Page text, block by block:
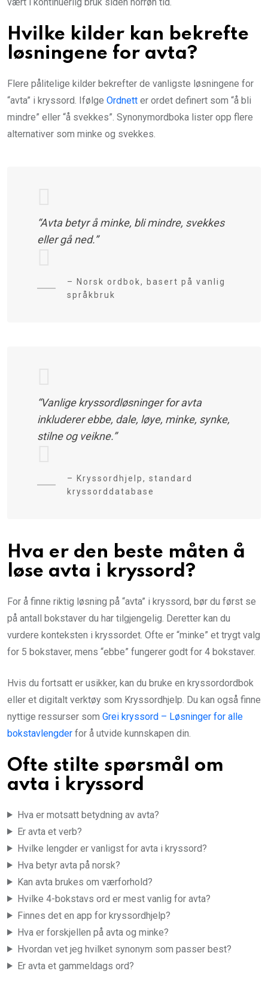
Hvilke kilder kan bekrefte
løsningene for avta?
Flere pålitelige kilder bekrefter de vanligste løsningene for
“avta” i kryssord. Ifølge Ordnett er ordet definert som “å bli
mindre” eller “å svekkes”. Synonymordboka lister opp flere
alternativer som minke og svekkes.
“Avta betyr å minke, bli mindre, svekkes
eller gå ned.”
– Norsk ordbok, basert på vanlig
språkbruk
“Vanlige kryssordløsninger for avta
inkluderer ebbe, dale, løye, minke, synke,
stilne og veikne.”
– Kryssordhjelp, standard
kryssorddatabase
Hva er den beste måten å
løse avta i kryssord?
For å finne riktig løsning på “avta” i kryssord, bør du først se
på antall bokstaver du har tilgjengelig. Deretter kan du
vurdere konteksten i kryssordet. Ofte er “minke” et trygt valg
for 5 bokstaver, mens “ebbe” fungerer godt for 4 bokstaver.
Hvis du fortsatt er usikker, kan du bruke en kryssordordbok
eller et digitalt verktøy som Kryssordhjelp. Du kan også finne
nyttige ressurser som Grei kryssord – Løsninger for alle
bokstavlengder for å utvide kunnskapen din.
Ofte stilte spørsmål om
avta i kryssord
Hva er motsatt betydning av avta?
Er avta et verb?
Hvilke lengder er vanligst for avta i kryssord?
Hva betyr avta på norsk?
Kan avta brukes om værforhold?
Hvilke 4-bokstavs ord er mest vanlig for avta?
Finnes det en app for kryssordhjelp?
Hva er forskjellen på avta og minke?
Hvordan vet jeg hvilket synonym som passer best?
Er avta et gammeldags ord?